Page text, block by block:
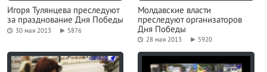
Игоря Тулянцева преследуют
за празднование Дня Победы
30 мая 2013 5876
Молдавские власти
преследуют организаторов
Дня Победы
28 мая 2013 5920